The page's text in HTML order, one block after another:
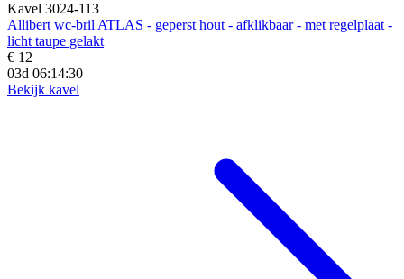
Kavel 3024-113
Allibert wc-bril ATLAS - geperst hout - afklikbaar - met regelplaat -
licht taupe gelakt
€ 12
03d 06:14:28
Bekijk kavel